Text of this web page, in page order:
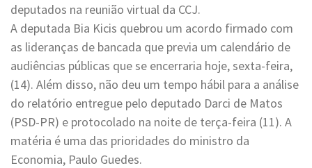
deputados na reunião virtual da CCJ.
A deputada Bia Kicis quebrou um acordo firmado com
as lideranças de bancada que previa um calendário de
audiências públicas que se encerraria hoje, sexta-feira,
(14). Além disso, não deu um tempo hábil para a análise
do relatório entregue pelo deputado Darci de Matos
(PSD-PR) e protocolado na noite de terça-feira (11). A
matéria é uma das prioridades do ministro da
Economia, Paulo Guedes.